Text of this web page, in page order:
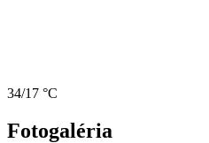
34/17 °C
Fotogaléria